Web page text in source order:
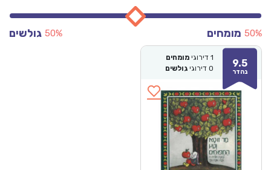
מומחים 50% גולשים 50%
9.5
נהדר
1 דירוגי מומחים
0 דירוגי גולשים